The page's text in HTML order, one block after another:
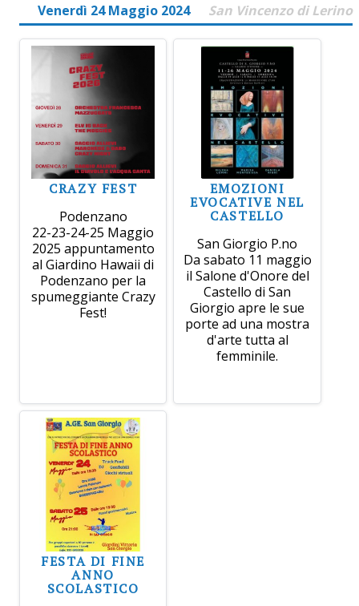
Venerdì 24 Maggio 2024 San Vincenzo di Lerino
CRAZY FEST
Podenzano
22-23-24-25 Maggio
2025 appuntamento
al Giardino Hawaii di
Podenzano per la
spumeggiante Crazy
Fest!
EMOZIONI
EVOCATIVE NEL
CASTELLO
San Giorgio P.no
Da sabato 11 maggio
il Salone d'Onore del
Castello di San
Giorgio apre le sue
porte ad una mostra
d'arte tutta al
femminile.
FESTA DI FINE
ANNO
SCOLASTICO